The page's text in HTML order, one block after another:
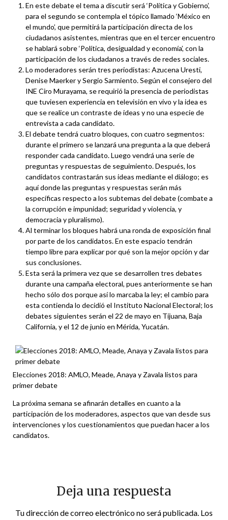
En este debate el tema a discutir será ‘Política y Gobierno’,
para el segundo se contempla el tópico llamado ‘México en
el mundo’, que permitirá la participación directa de los
ciudadanos asistentes, mientras que en el tercer encuentro
se hablará sobre ‘Política, desigualdad y economía’, con la
participación de los ciudadanos a través de redes sociales.
Lo moderadores serán tres periodistas: Azucena Uresti,
Denise Maerker y Sergio Sarmiento. Según el consejero del
INE Ciro Murayama, se requirió la presencia de periodistas
que tuviesen experiencia en televisión en vivo y la idea es
que se realice un contraste de ideas y no una especie de
entrevista a cada candidato.
El debate tendrá cuatro bloques, con cuatro segmentos:
durante el primero se lanzará una pregunta a la que deberá
responder cada candidato. Luego vendrá una serie de
preguntas y respuestas de seguimiento. Después, los
candidatos contrastarán sus ideas mediante el diálogo; es
aquí donde las preguntas y respuestas serán más
específicas respecto a los subtemas del debate (combate a
la corrupción e impunidad; seguridad y violencia, y
democracia y pluralismo).
Al terminar los bloques habrá una ronda de exposición final
por parte de los candidatos. En este espacio tendrán
tiempo libre para explicar por qué son la mejor opción y dar
sus conclusiones.
Esta será la primera vez que se desarrollen tres debates
durante una campaña electoral, pues anteriormente se han
hecho sólo dos porque así lo marcaba la ley; el cambio para
esta contienda lo decidió el Instituto Nacional Electoral; los
debates siguientes serán el 22 de mayo en Tijuana, Baja
California, y el 12 de junio en Mérida, Yucatán.
Elecciones 2018: AMLO, Meade, Anaya y Zavala listos para
primer debate
La próxima semana se afinarán detalles en cuanto a la
participación de los moderadores, aspectos que van desde sus
intervenciones y los cuestionamientos que puedan hacer a los
candidatos.
Deja una respuesta
Tu dirección de correo electrónico no será publicada. Los